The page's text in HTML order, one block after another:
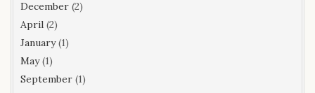
December (2)
April (2)
January(1)
May(1)
September (1)